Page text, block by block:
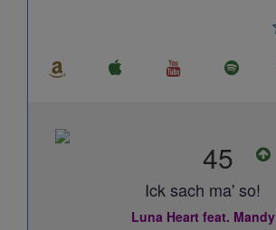
45
Ick sach ma' so!
Luna Heart feat. Mandy